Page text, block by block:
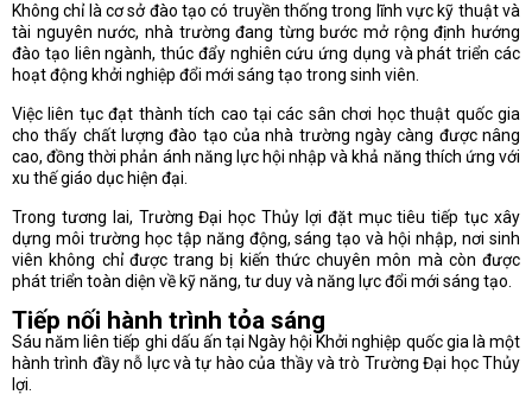
Không chỉ là cơ sở đào tạo có truyền thống trong lĩnh vực kỹ thuật và
tài nguyên nước, nhà trường đang từng bước mở rộng định hướng
đào tạo liên ngành, thúc đẩy nghiên cứu ứng dụng và phát triển các
hoạt động khởi nghiệp đổi mới sáng tạo trong sinh viên.
Việc liên tục đạt thành tích cao tại các sân chơi học thuật quốc gia
cho thấy chất lượng đào tạo của nhà trường ngày càng được nâng
cao, đồng thời phản ánh năng lực hội nhập và khả năng thích ứng với
xu thế giáo dục hiện đại.
Trong tương lai, Trường Đại học Thủy lợi đặt mục tiêu tiếp tục xây
dựng môi trường học tập năng động, sáng tạo và hội nhập, nơi sinh
viên không chỉ được trang bị kiến thức chuyên môn mà còn được
phát triển toàn diện về kỹ năng, tư duy và năng lực đổi mới sáng tạo.
Tiếp nối hành trình tỏa sáng
Sáu năm liên tiếp ghi dấu ấn tại Ngày hội Khởi nghiệp quốc gia là một
hành trình đầy nỗ lực và tự hào của thầy và trò Trường Đại học Thủy
lợi.